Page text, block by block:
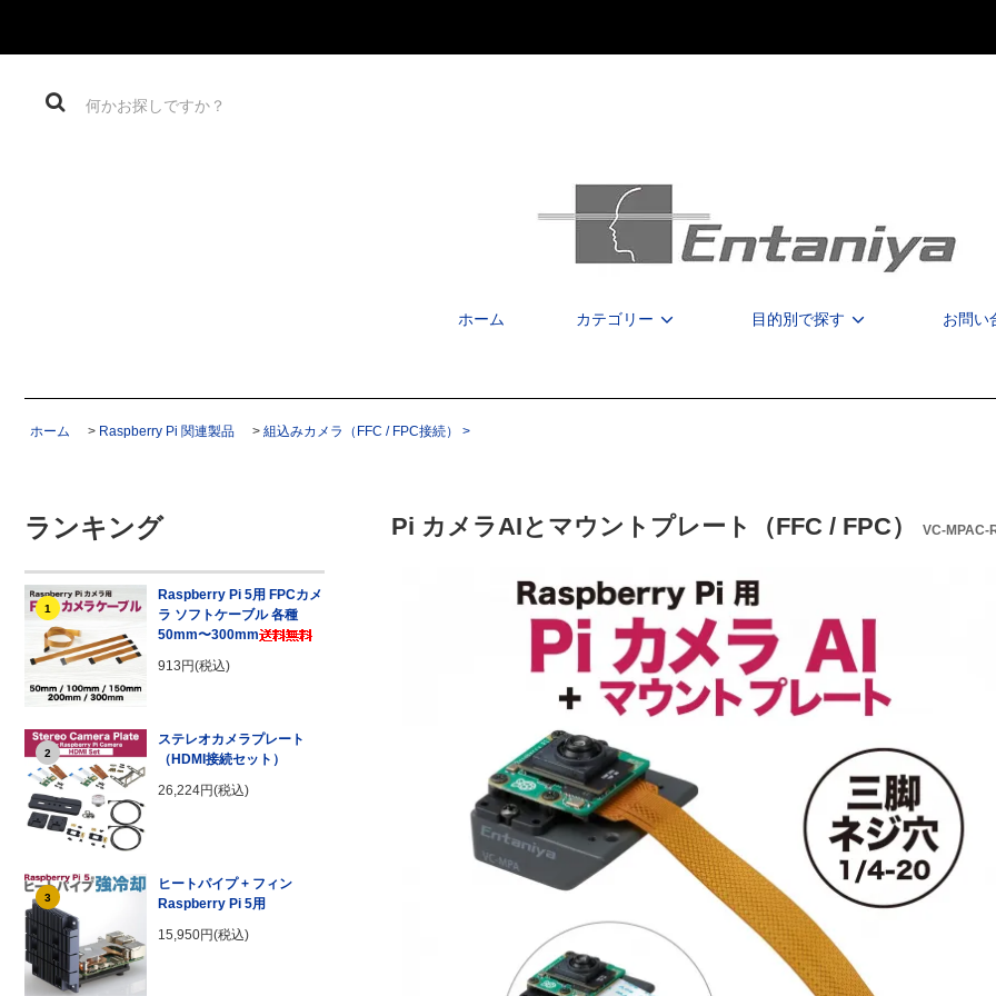
ホーム カテゴリー 目的別で探す お問い
ホーム > Raspberry Pi 関連製品 > 組込みカメラ（FFC / FPC接続） >
ランキング
1
Raspberry Pi 5用 FPCカメ
ラ ソフトケーブル 各種
50mm〜300mm
913円(税込)
2
ステレオカメラプレート
（HDMI接続セット）
26,224円(税込)
3
ヒートパイプ + フィン
Raspberry Pi 5用
15,950円(税込)
Pi カメラAIとマウントプレート（FFC / FPC） VC-MPAC-